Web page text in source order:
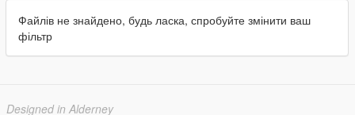
Файлів не знайдено, будь ласка, спробуйте змінити ваш
фільтр
Designed in Alderney